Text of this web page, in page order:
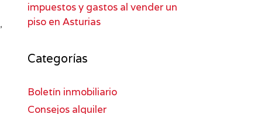
,
impuestos y gastos al vender un
piso en Asturias
Categorías
Boletín inmobiliario
Consejos alquiler